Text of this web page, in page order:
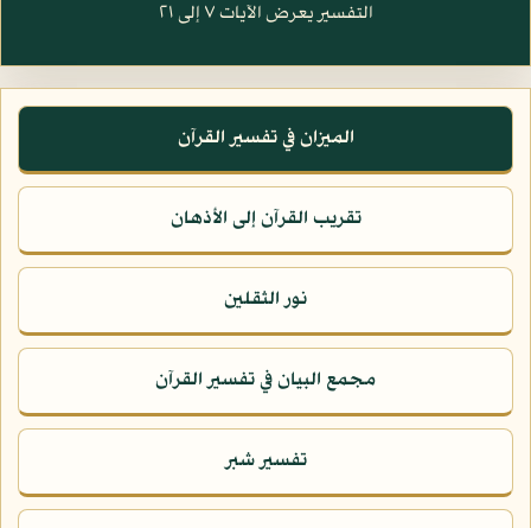
التفسير يعرض الآيات ٧ إلى ٢١
الميزان في تفسير القرآن
تقريب القرآن إلى الأذهان
نور الثقلين
مجمع البيان في تفسير القرآن
تفسير شبر